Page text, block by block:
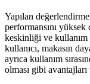
Yapılan
performansını
keskinliği ve kullanım
kullanıcı, makasın
ayrıca kullanım
olması gibi